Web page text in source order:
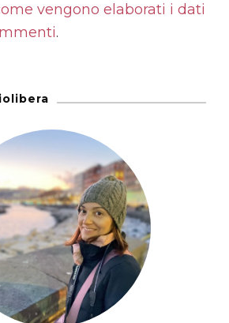
vengono elaborati i dati
.